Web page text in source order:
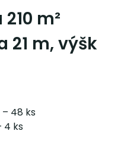
m²
m, výška
48 ks
4 ks